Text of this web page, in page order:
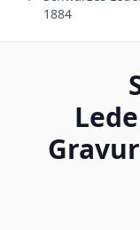
1884